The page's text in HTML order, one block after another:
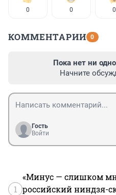
0 0 0
КОММЕНТАРИИ 0
Пока нет ни
Начните
Гость
Войти
1
«Минус — слишком
российский ниндзя-